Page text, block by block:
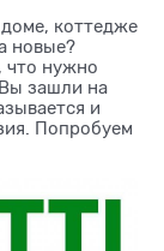
коттедже
новые?
что нужно
Вы зашли на
и
Попробуем